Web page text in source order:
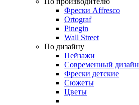
Фрески Affresco
Ortograf
Pinegin
Wall Street
По дизайну
Пейзажи
Современный дизайн
Фрески детские
Сюжеты
Цветы